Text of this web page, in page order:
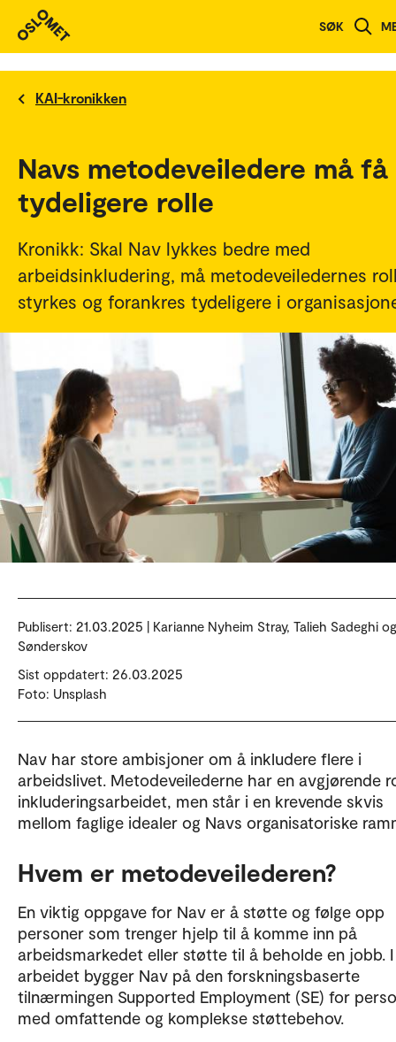
SØK
KAI-kronikken
Navs metodeveiledere må få
tydeligere rolle
Kronikk: Skal Nav lykkes bedre med
arbeidsinkludering, må metodeveiledernes
styrkes og forankres tydeligere i
Publisert: 21.03.2025 | Karianne Nyheim Stray, Talieh Sadeghi
Sønderskov
Sist oppdatert: 26.03.2025
Foto: Unsplash
Nav har store ambisjoner om å inkludere flere i
arbeidslivet. Metodeveilederne har en avgjørende
inkluderingsarbeidet, men står i en krevende skvis
mellom faglige idealer og Navs organisatoriske
Hvem er metodeveilederen?
En viktig oppgave for Nav er å støtte og følge opp
personer som trenger hjelp til å komme inn på
arbeidsmarkedet eller støtte til å beholde en jobb.
arbeidet bygger Nav på den forskningsbaserte
tilnærmingen Supported Employment (SE) for
med omfattende og komplekse støttebehov.